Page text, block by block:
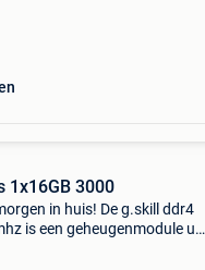
1x16GB 3000
in huis! De g.skill ddr4
is een geheugenmodule uit